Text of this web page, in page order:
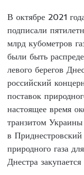
В октябре 2021
подписали
млрд кубометров
были быть
левого берегов
российский
поставок
настоящее время
транзитом
в
природного газа
Днестра